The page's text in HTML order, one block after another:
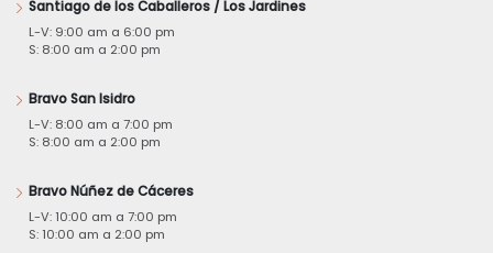
Santiago de los Caballeros / Los Jardines
L-V: 9:00 am a 6:00 pm
S: 8:00 am a 2:00 pm
Bravo San Isidro
L-V: 8:00 am a 7:00 pm
S: 8:00 am a 2:00 pm
Bravo Núñez de Cáceres
L-V: 10:00 am a 7:00 pm
S: 10:00 am a 2:00 pm